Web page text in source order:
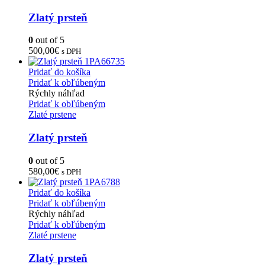
Zlatý prsteň
0 out of 5
500,00€ s DPH
Pridať do košíka
Pridať k obľúbeným
Rýchly náhľad
Pridať k obľúbeným
Zlaté prstene
Zlatý prsteň
0 out of 5
580,00€ s DPH
Pridať do košíka
Pridať k obľúbeným
Rýchly náhľad
Pridať k obľúbeným
Zlaté prstene
Zlatý prsteň